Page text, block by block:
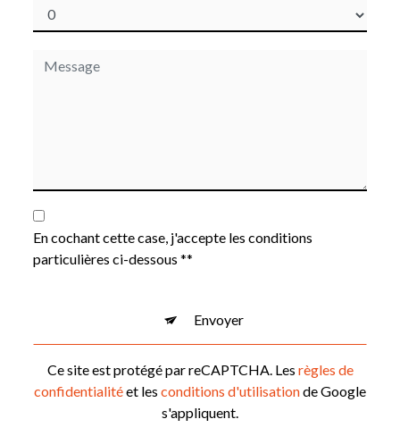
En cochant cette case, j'accepte les conditions
particulières ci-dessous **
Envoyer
Ce site est protégé par reCAPTCHA. Les règles de
confidentialitéet les conditions d'utilisationde Google
s'appliquent.